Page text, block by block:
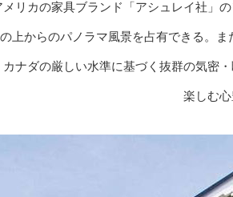
リカの家具ブランド「アシュレイ社」
上からのパノラマ風景を占有できる。
ナダの厳しい水準に基づく抜群の気密
楽しむ心